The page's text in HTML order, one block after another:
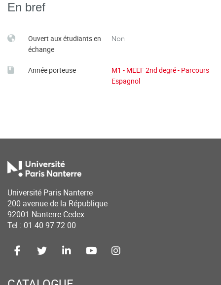
En bref
Ouvert aux étudiants en
échange
Non
Année porteuse
M1 - MEEF 2nd degré - Parcours
Espagnol
Université Paris Nanterre
200 avenue de la République
92001 Nanterre Cedex
Tel : 01 40 97 72 00